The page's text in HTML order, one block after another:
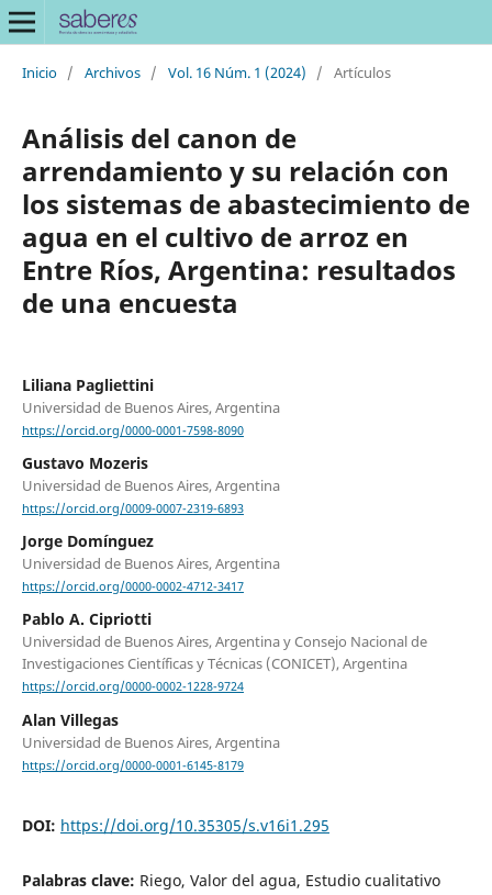
Inicio / Archivos / Vol. 16 Núm. 1 (2024) / Artículos
Análisis del canon de
arrendamiento y su relación con
los sistemas de abastecimiento de
agua en el cultivo de arroz en
Entre Ríos, Argentina: resultados
de una encuesta
Liliana Pagliettini
Universidad de Buenos Aires, Argentina
https://orcid.org/0000-0001-7598-8090
Gustavo Mozeris
Universidad de Buenos Aires, Argentina
https://orcid.org/0009-0007-2319-6893
Jorge Domínguez
Universidad de Buenos Aires, Argentina
https://orcid.org/0000-0002-4712-3417
Pablo A. Cipriotti
Universidad de Buenos Aires, Argentina y Consejo Nacional de
Investigaciones Científicas y Técnicas (CONICET), Argentina
https://orcid.org/0000-0002-1228-9724
Alan Villegas
Universidad de Buenos Aires, Argentina
https://orcid.org/0000-0001-6145-8179
DOI: https://doi.org/10.35305/s.v16i1.295
Palabras clave: Riego, Valor del agua, Estudio cualitativo